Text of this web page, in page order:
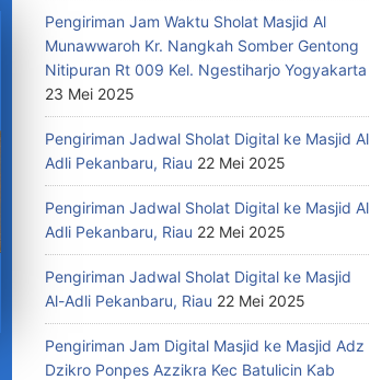
Pengiriman Jam Waktu Sholat Masjid Al
Munawwaroh Kr. Nangkah Somber Gentong
Nitipuran Rt 009 Kel. Ngestiharjo Yogyakarta
23 Mei 2025
Pengiriman Jadwal Sholat Digital ke Masjid Al
Adli Pekanbaru, Riau 22 Mei 2025
Pengiriman Jadwal Sholat Digital ke Masjid Al
Adli Pekanbaru, Riau 22 Mei 2025
Pengiriman Jadwal Sholat Digital ke Masjid
Al-Adli Pekanbaru, Riau 22 Mei 2025
Pengiriman Jam Digital Masjid ke Masjid Adz
Dzikro Ponpes Azzikra Kec Batulicin Kab